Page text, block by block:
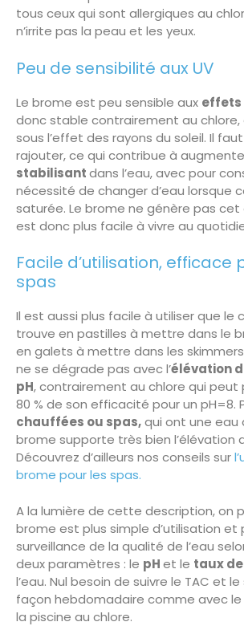
tous ceux qui sont allergiques au
n’irrite pas la peau et les yeux.
Peu de sensibilité aux UV
Le brome est peu sensible aux effets
donc stable contrairement au chlore,
sous l’effet des rayons du soleil. Il
rajouter, ce qui contribue à
stabilisantdans l’eau, avec pour
nécessité de changer d’eau lorsque
saturée. Le brome ne génère pas
est donc plus facile à vivre au
Facile d’utilisation, efficace
spas
Il est aussi plus facile à utiliser que le
trouve en pastilles à mettre dans le
en galets à mettre dans les
ne se dégrade pas avec l’élévation
pH, contrairement au chlore qui peut
80 % de son efficacité pour un pH=8.
chauffées ou spas,qui ont une eau
brome supporte très bien l’élévation
Découvrez d’ailleurs nos conseils sur
brome pour les spas.
A la lumière de cette description, on
brome est plus simple d’utilisation et
surveillance de la qualité de l’eau
deux paramètres : le pHet le taux
l’eau. Nul besoin de suivre le TAC et
façon hebdomadaire comme avec
la piscine au chlore.